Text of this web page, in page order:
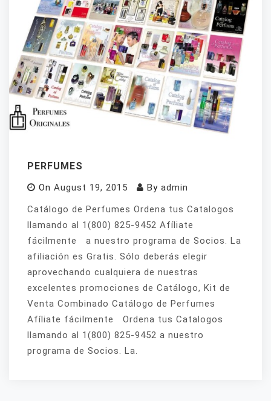
PERFUMES
On August 19, 2015 By admin
Catálogo de Perfumes Ordena tus Catalogos
llamando al 1(800) 825-9452 Afíliate
fácilmente a nuestro programa de Socios. La
afiliación es Gratis. Sólo deberás elegir
aprovechando cualquiera de nuestras
excelentes promociones de Catálogo, Kit de
Venta Combinado Catálogo de Perfumes
Afíliate fácilmente Ordena tus Catalogos
llamando al 1(800) 825-9452 a nuestro
programa de Socios. La.